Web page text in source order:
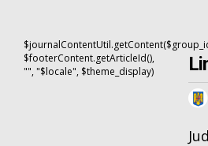
$footerContent.getArticleId(),
"", "$locale", $theme_display)